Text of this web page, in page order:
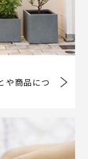
や商品につ